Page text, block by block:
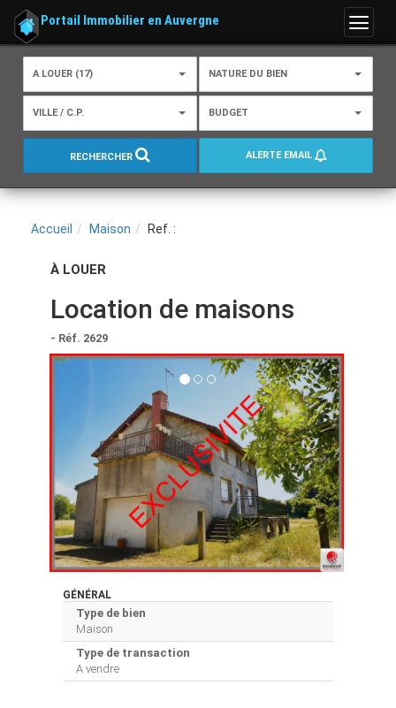
Menu
Portail Immobilier en Auvergne
A LOUER (17) NATURE DU BIEN
VILLE / C.P. BUDGET
RECHERCHER ALERTE EMAIL
Accueil Maison Ref. :
À LOUER
Location de maisons
- Réf. 2629
GÉNÉRAL
Type de bien
Maison
Type de transaction
A vendre